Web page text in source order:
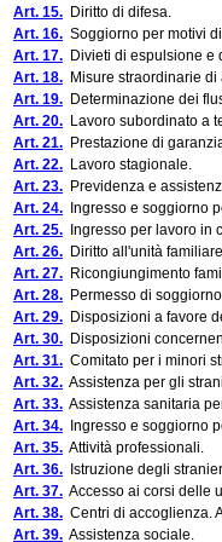
Art. 15. Diritto di difesa.
Art. 16. Soggiorno per motivi
Art. 17. Divieti di espulsione e
Art. 18. Misure straordinarie
Art. 19. Determinazione dei
Art. 20. Lavoro subordinato a
Art. 21. Prestazione di
Art. 22. Lavoro stagionale.
Art. 23. Previdenza e
Art. 24. Ingresso e soggiorno
Art. 25. Ingresso per lavoro in
Art. 26. Diritto all'unità
Art. 27. Ricongiungimento
Art. 28. Permesso di
Art. 29. Disposizioni a favore
Art. 30. Disposizioni
Art. 31. Comitato per i minori
Art. 32. Assistenza per gli
Art. 33. Assistenza sanitaria
Art. 34. Ingresso e soggiorno
Art. 35. Attività professionali.
Art. 36. Istruzione degli
Art. 37. Accesso ai corsi delle
Art. 38. Centri di accoglienza.
Art. 39. Assistenza sociale.